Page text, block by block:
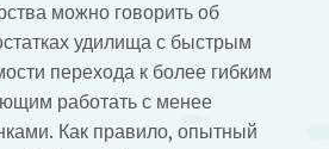
можно говорить об
удилища с быстрым
перехода к более гибким
работать с менее
Как правило, опытный